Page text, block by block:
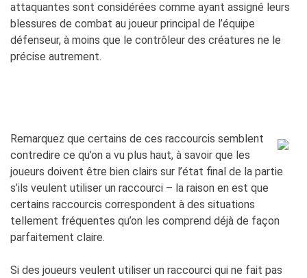
attaquantes sont considérées comme ayant assigné leurs
blessures de combat au joueur principal de l’équipe
défenseur, à moins que le contrôleur des créatures ne le
précise autrement.
Remarquez que certains de ces raccourcis semblent
contredire ce qu’on a vu plus haut, à savoir que les
joueurs doivent être bien clairs sur l’état final de la partie
s’ils veulent utiliser un raccourci – la raison en est que
certains raccourcis correspondent à des situations
tellement fréquentes qu’on les comprend déjà de façon
parfaitement claire.
Si des joueurs veulent utiliser un raccourci qui ne fait pas